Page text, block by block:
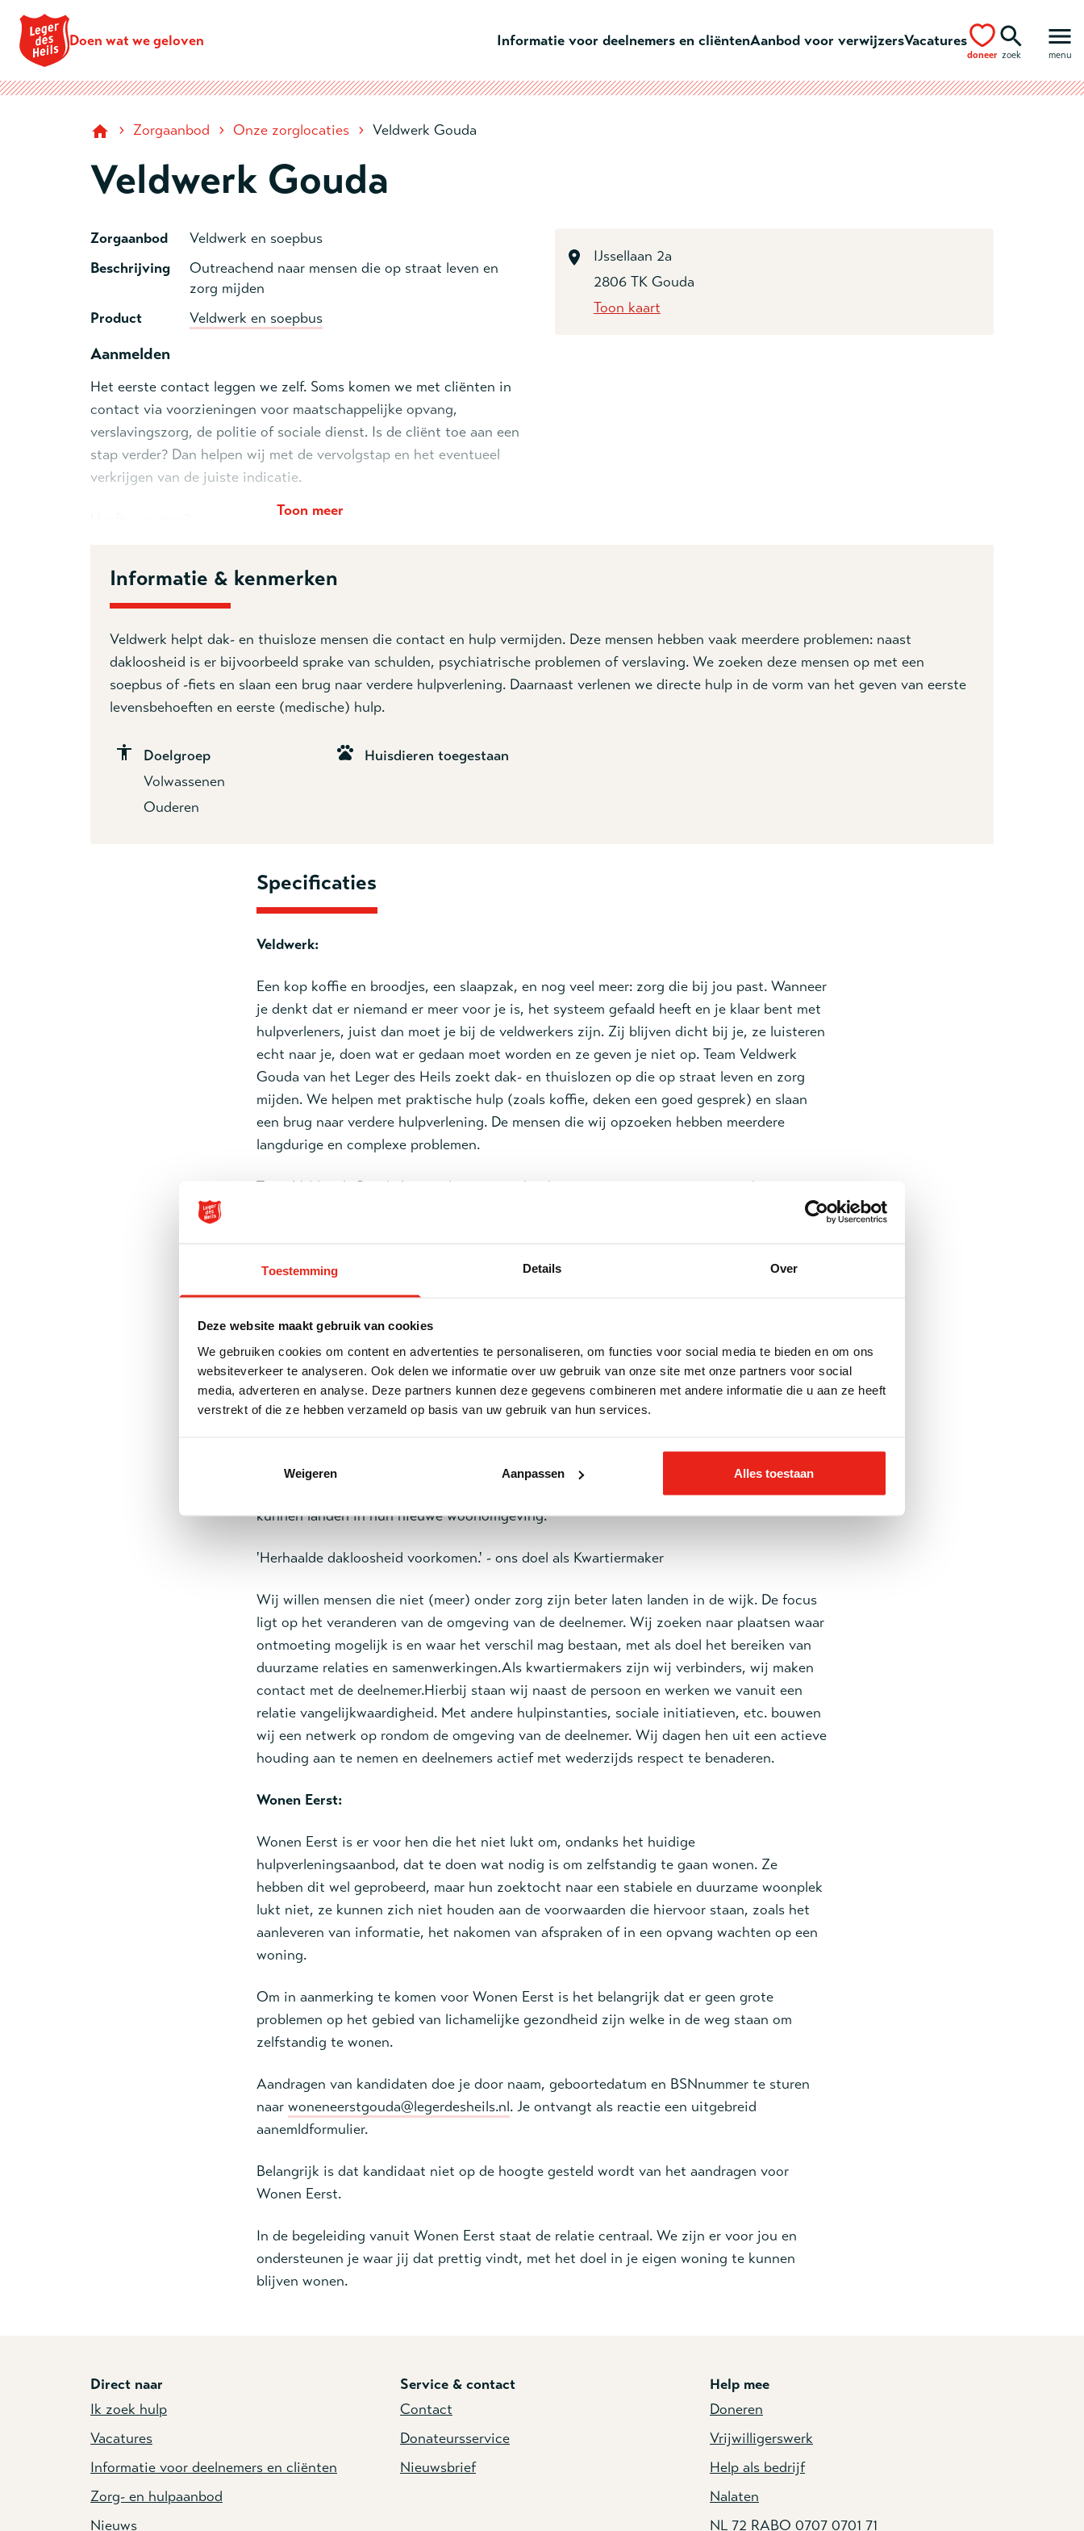
Toestemming Details Over
Deze website maakt gebruik van cookies
We gebruiken cookies om content en advertenties te personaliseren, om functies voor social media te bieden en om ons
websiteverkeer te analyseren. Ook delen we informatie over uw gebruik van onze site met onze partners voor social
media, adverteren en analyse. Deze partners kunnen deze gegevens combineren met andere informatie die u aan ze heeft
verstrekt of die ze hebben verzameld op basis van uw gebruik van hun services.
Weigeren Aanpassen Alles toestaan
Doen wat we geloven
Informatie voor deelnemers en cliëntenAanbod voor verwijzersVacatures
doneer zoek menu
› Zorgaanbod › Onze zorglocaties › Veldwerk Gouda
Veldwerk Gouda
Zorgaanbod
Veldwerk en soepbus
Beschrijving
Outreachend naar mensen die op straat leven en
zorg mijden
Product
Veldwerk en soepbus
Aanmelden
Het eerste contact leggen we zelf. Soms komen we met cliënten in
contact via voorzieningen voor maatschappelijke opvang,
verslavingszorg, de politie of sociale dienst. Is de cliënt toe aan een
stap verder? Dan helpen wij met de vervolgstap en het eventueel
verkrijgen van de juiste indicatie.
vrijdag van 9.00-16.30 uur bereikbaar via
btm.rzw@legerdesheils.nl
Toon meer
IJssellaan 2a
2806 TK Gouda
Toon kaart
Informatie & kenmerken
Veldwerk helpt dak- en thuisloze mensen die contact en hulp vermijden. Deze mensen hebben vaak meerdere problemen: naast
dakloosheid is er bijvoorbeeld sprake van schulden, psychiatrische problemen of verslaving. We zoeken deze mensen op met een
soepbus of -fiets en slaan een brug naar verdere hulpverlening. Daarnaast verlenen we directe hulp in de vorm van het geven van eerste
levensbehoeften en eerste (medische) hulp.
Doelgroep
Volwassenen
Ouderen
Huisdieren toegestaan
Specificaties
Veldwerk:
Een kop koffie en broodjes, een slaapzak, en nog veel meer: zorg die bij jou past. Wanneer
je denkt dat er niemand er meer voor je is, het systeem gefaald heeft en je klaar bent met
hulpverleners, juist dan moet je bij de veldwerkers zijn. Zij blijven dicht bij je, ze luisteren
echt naar je, doen wat er gedaan moet worden en ze geven je niet op. Team Veldwerk
Gouda van het Leger des Heils zoekt dak- en thuislozen op die op straat leven en zorg
mijden. We helpen met praktische hulp (zoals koffie, deken een goed gesprek) en slaan
een brug naar verdere hulpverlening. De mensen die wij opzoeken hebben meerdere
langdurige en complexe problemen.
Team Veldwerk Gouda kan ondersteuning bieden in casussen waarin mensen thuis
te behouden.
Kwartiermaken:
Wat een mooi moment: ‘Een ex-dakloze heeft een eigen woning.’
Na een periode op straat en/of in de opvang is het heel fijn om een eigen plek en rust te
hulpverlening meer te willen. Vaak spelen er nog zaken waardoor (nieuwe) problemen op
de loer liggen. Opnieuw de stap maken naar de hulpverlening is dan groot. Wij als
kwartiermakers willen deze mensen blijven monitoren en ervoor zorgen dat mensen beter
kunnen landen in hun nieuwe woonomgeving.
'Herhaalde dakloosheid voorkomen.' - ons doel als Kwartiermaker
Wij willen mensen die niet (meer) onder zorg zijn beter laten landen in de wijk. De focus
ligt op het veranderen van de omgeving van de deelnemer. Wij zoeken naar plaatsen waar
ontmoeting mogelijk is en waar het verschil mag bestaan, met als doel het bereiken van
duurzame relaties en samenwerkingen.Als kwartiermakers zijn wij verbinders, wij maken
contact met de deelnemer.Hierbij staan wij naast de persoon en werken we vanuit een
relatie vangelijkwaardigheid. Met andere hulpinstanties, sociale initiatieven, etc. bouwen
wij een netwerk op rondom de omgeving van de deelnemer. Wij dagen hen uit een actieve
houding aan te nemen en deelnemers actief met wederzijds respect te benaderen.
Wonen Eerst:
Wonen Eerst is er voor hen die het niet lukt om, ondanks het huidige
hulpverleningsaanbod, dat te doen wat nodig is om zelfstandig te gaan wonen. Ze
hebben dit wel geprobeerd, maar hun zoektocht naar een stabiele en duurzame woonplek
lukt niet, ze kunnen zich niet houden aan de voorwaarden die hiervoor staan, zoals het
aanleveren van informatie, het nakomen van afspraken of in een opvang wachten op een
woning.
Om in aanmerking te komen voor Wonen Eerst is het belangrijk dat er geen grote
problemen op het gebied van lichamelijke gezondheid zijn welke in de weg staan om
zelfstandig te wonen.
Aandragen van kandidaten doe je door naam, geboortedatum en BSNnummer te sturen
naar woneneerstgouda@legerdesheils.nl. Je ontvangt als reactie een uitgebreid
aanemldformulier.
Belangrijk is dat kandidaat niet op de hoogte gesteld wordt van het aandragen voor
Wonen Eerst.
In de begeleiding vanuit Wonen Eerst staat de relatie centraal. We zijn er voor jou en
ondersteunen je waar jij dat prettig vindt, met het doel in je eigen woning te kunnen
blijven wonen.
Direct naar
Ik zoek hulp
Vacatures
Informatie voor deelnemers en cliënten
Zorg- en hulpaanbod
Nieuws
Service & contact
Contact
Donateursservice
Nieuwsbrief
Help mee
Doneren
Vrijwilligerswerk
Help als bedrijf
Nalaten
NL 72 RABO 0707 0701 71